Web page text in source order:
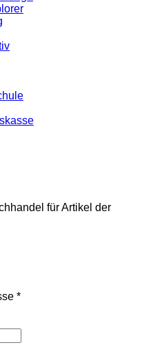
für Artikel der
*Erforderlich